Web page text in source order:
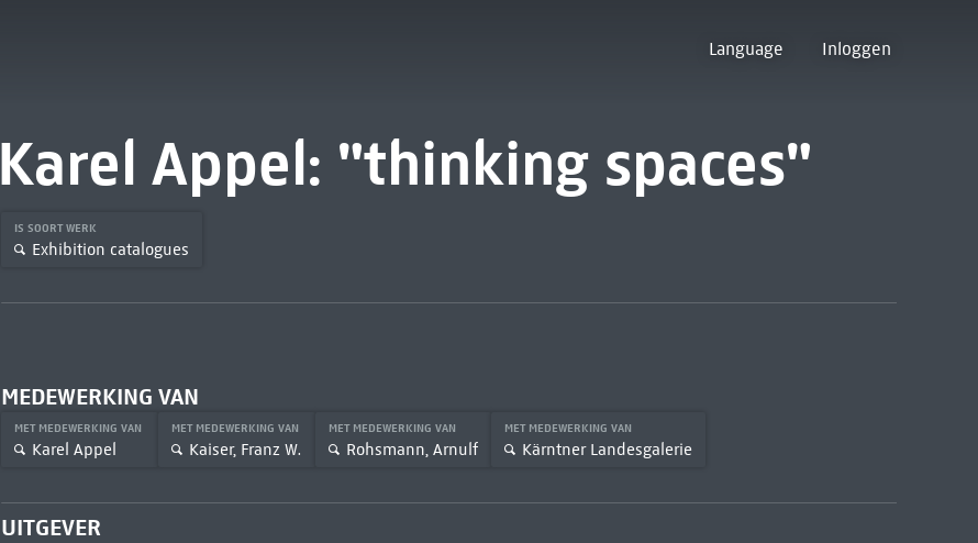
Language Inloggen
Karel Appel: "thinking spaces"
IS SOORT WERK
Exhibition catalogues
MEDEWERKING VAN
MET MEDEWERKING VAN
Karel Appel
MET MEDEWERKING VAN
Kaiser, Franz W.
MET MEDEWERKING VAN
Rohsmann, Arnulf
MET MEDEWERKING VAN
Kärntner Landesgalerie
UITGEVER